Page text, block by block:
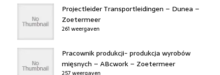
Projectleider Transportleidingen – Dunea –
Zoetermeer
261 weergaven
Pracownik produkcji- produkcja wyrobów
mięsnych – ABcwork – Zoetermeer
257 weergaven